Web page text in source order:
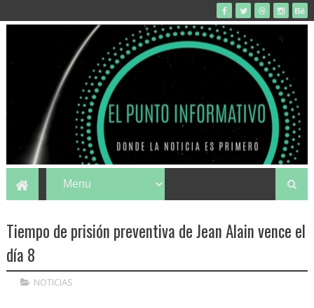
Tiempo de prisión preventiva de Jean Alain vence el
día 8
NOTICIAS